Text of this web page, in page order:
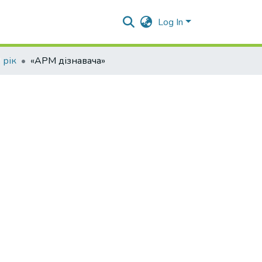
Log In
«АРМ дізнавача»